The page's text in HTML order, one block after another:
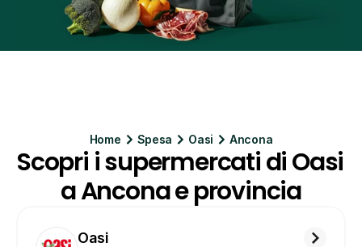
Home Spesa Oasi Ancona
Scopri i supermercati di Oasi
a Ancona e provincia
Oasi